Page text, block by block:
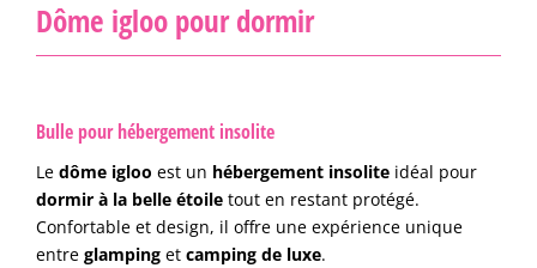
Dôme igloo pour dormir
Bulle pour hébergement insolite
Le dôme igloo est un hébergement insolite idéal pour
dormir à la belle étoile tout en restant protégé.
Confortable et design, il offre une expérience unique
entre glamping et camping de luxe.